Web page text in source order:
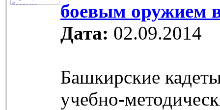
боевым оружием
Дата: 02.09.2014
Башкирские
учебно-